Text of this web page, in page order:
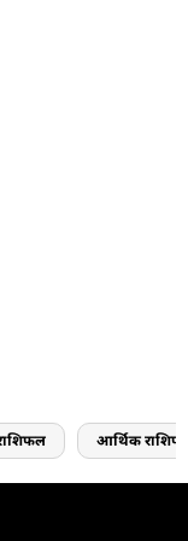
आर्थिक